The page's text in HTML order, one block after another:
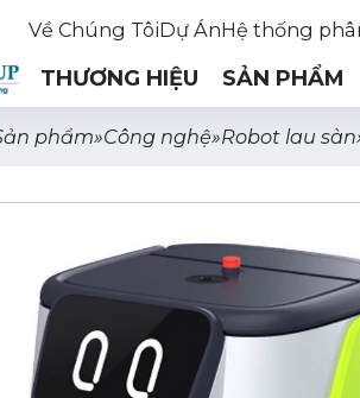
Về Chúng TôiDự ÁnHệ thống
THƯƠNG HIỆU SẢN PHẨM
phẩm»Công nghệ»Robot lau sàn